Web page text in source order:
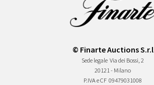
© Finarte Auctions S.r.l
Sede legale Via dei Bossi, 2
20121 - Milano
P.IVA e CF 09479031008